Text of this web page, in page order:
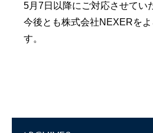
5月7日以降にご対応させてい
今後とも株式会社NEXERを
す。